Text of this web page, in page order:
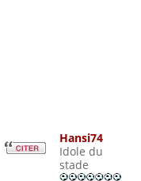
Hansi74
Idole du
stade